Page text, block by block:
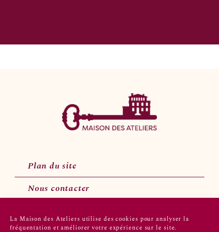
La Maison des Ateliers utilise des cookies pour analyser la
fréquentation et améliorer votre expérience sur le site.
Plan du site
Nous contacter